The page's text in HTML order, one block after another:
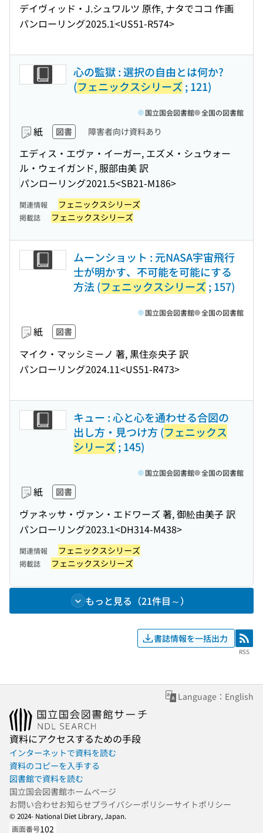
デイヴィッド・J.シュワルツ 原作, ナタでココ 作画
パンローリング2025.1<US51-R574>
心の監獄 : 選択の自由とは何か?
(フェニックスシリーズ ; 121)
紙 図書 障害者向け資料あり
エディス・エヴァ・イーガー, エズメ・シュウォー
ル・ウェイガンド, 服部由美 訳
パンローリング2021.5<SB21-M186>
国立国会図書館 全国の図書館
関連情報 フェニックスシリーズ
掲載誌 フェニックスシリーズ
ムーンショット : 元NASA宇宙飛行
士が明かす、不可能を可能にする
方法 (フェニックスシリーズ ; 157)
紙 図書
マイク・マッシミーノ 著, 黒住奈央子 訳
パンローリング2024.11<US51-R473>
国立国会図書館 全国の図書館
キュー : 心と心を通わせる合図の
出し方・見つけ方 (フェニックス
シリーズ ; 145)
紙 図書
ヴァネッサ・ヴァン・エドワーズ 著, 御舩由美子 訳
パンローリング2023.1<DH314-M438>
国立国会図書館 全国の図書館
関連情報 フェニックスシリーズ
掲載誌 フェニックスシリーズ
もっと見る（21件目～）
書誌情報を一括出力 RSS
RSS
Language：English
資料にアクセスするための手段
インターネットで資料を読む
資料のコピーを入手する
図書館で資料を読む
国立国会図書館ホームページ
お問い合わせお知らせプライバシーポリシーサイトポリシー
© 2024- National Diet Library, Japan.
画面番号102